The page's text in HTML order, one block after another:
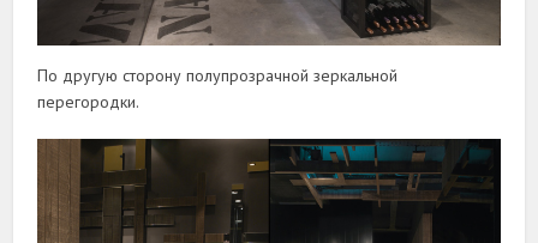
По другую сторону полупрозрачной зеркальной
перегородки.